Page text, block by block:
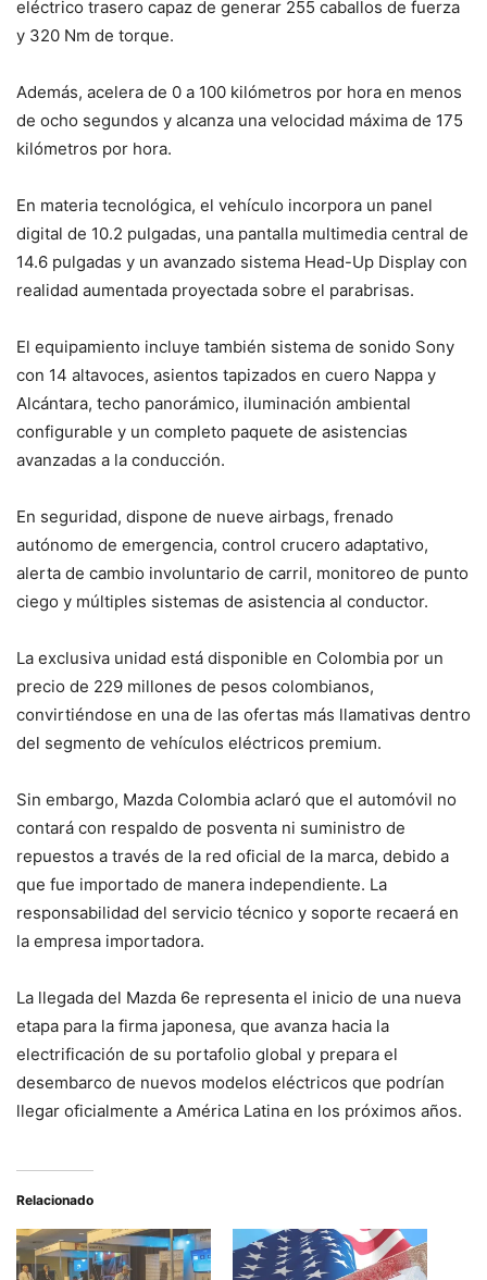
eléctrico trasero capaz de generar 255 caballos de fuerza
y 320 Nm de torque.
Además, acelera de 0 a 100 kilómetros por hora en menos
de ocho segundos y alcanza una velocidad máxima de 175
kilómetros por hora.
En materia tecnológica, el vehículo incorpora un panel
digital de 10.2 pulgadas, una pantalla multimedia central de
14.6 pulgadas y un avanzado sistema Head-Up Display con
realidad aumentada proyectada sobre el parabrisas.
El equipamiento incluye también sistema de sonido Sony
con 14 altavoces, asientos tapizados en cuero Nappa y
Alcántara, techo panorámico, iluminación ambiental
configurable y un completo paquete de asistencias
avanzadas a la conducción.
En seguridad, dispone de nueve airbags, frenado
autónomo de emergencia, control crucero adaptativo,
alerta de cambio involuntario de carril, monitoreo de punto
ciego y múltiples sistemas de asistencia al conductor.
La exclusiva unidad está disponible en Colombia por un
precio de 229 millones de pesos colombianos,
convirtiéndose en una de las ofertas más llamativas dentro
del segmento de vehículos eléctricos premium.
Sin embargo, Mazda Colombia aclaró que el automóvil no
contará con respaldo de posventa ni suministro de
repuestos a través de la red oficial de la marca, debido a
que fue importado de manera independiente. La
responsabilidad del servicio técnico y soporte recaerá en
la empresa importadora.
La llegada del Mazda 6e representa el inicio de una nueva
etapa para la firma japonesa, que avanza hacia la
electrificación de su portafolio global y prepara el
desembarco de nuevos modelos eléctricos que podrían
llegar oficialmente a América Latina en los próximos años.
Relacionado